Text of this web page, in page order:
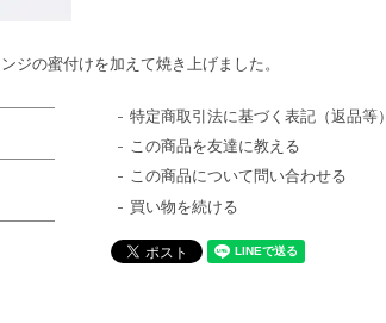
ジの蜜付けを加えて焼き上げました。
特定商取引法に基づく表記（返品等）
この商品を友達に教える
この商品について問い合わせる
買い物を続ける